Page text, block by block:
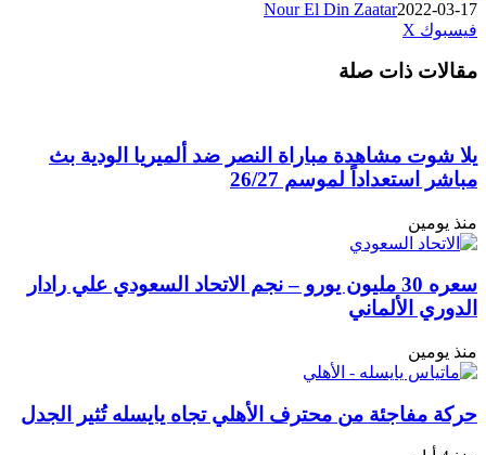
Nour El Din Zaatar
‫Xلينكدإن
بينتيريست
مشاركة
البريد
طباعة
ذات صلة
مشاهدة مباراة النصر ضد ألميريا الودية بث
لموسم 26/27
سعره 30 مليون يورو – نجم الاتحاد السعودي علي رادار
الألماني
من محترف الأهلي تجاه يايسله تُثير الجدل